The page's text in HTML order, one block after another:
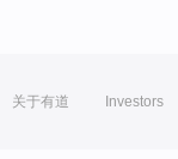
关于有道 Investors